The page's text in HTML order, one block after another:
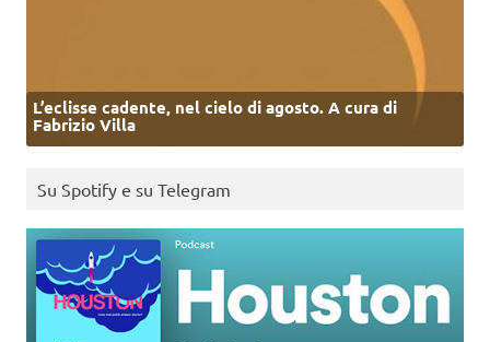
L’eclisse cadente, nel cielo di agosto. A cura di
Fabrizio Villa
Su Spotify e su Telegram